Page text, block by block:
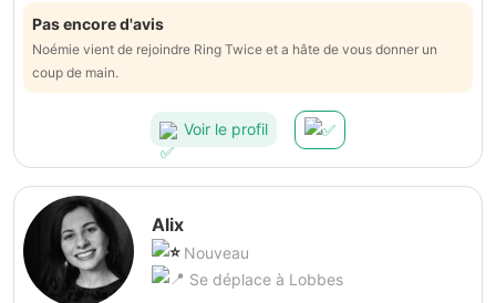
Pas encore d'avis
Noémie vient de rejoindre Ring Twice et a hâte de vous donner un
coup de main.
Voir le profil
Alix
Nouveau
Se déplace à Lobbes